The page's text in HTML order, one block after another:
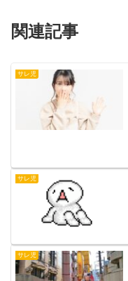
関連記事
サレ児
サレ児
サレ児